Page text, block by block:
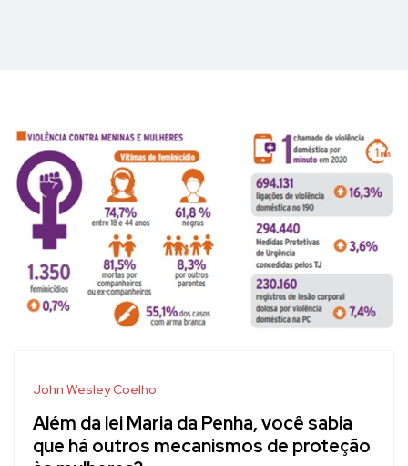
John Wesley Coelho
Além da lei Maria da Penha, você sabia
que há outros mecanismos de proteção